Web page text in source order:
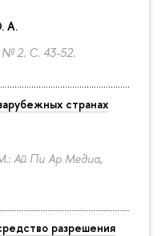
А.
№ 2. С. 43-52.
странах
Ай Пи Ар Медиа,
разрешения